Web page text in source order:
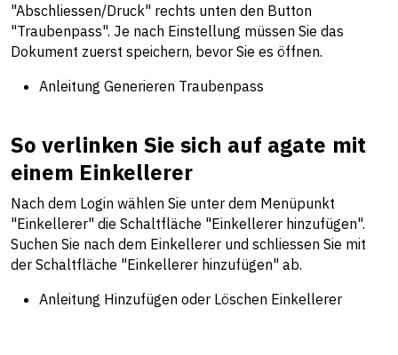
"Abschliessen/Druck" rechts unten den Button
"Traubenpass". Je nach Einstellung müssen Sie das
Dokument zuerst speichern, bevor Sie es öffnen.
Anleitung Generieren Traubenpass
So verlinken Sie sich auf agate mit
einem Einkellerer
Nach dem Login wählen Sie unter dem Menüpunkt
"Einkellerer" die Schaltfläche "Einkellerer hinzufügen".
Suchen Sie nach dem Einkellerer und schliessen Sie mit
der Schaltfläche "Einkellerer hinzufügen" ab.
Anleitung Hinzufügen oder Löschen Einkellerer